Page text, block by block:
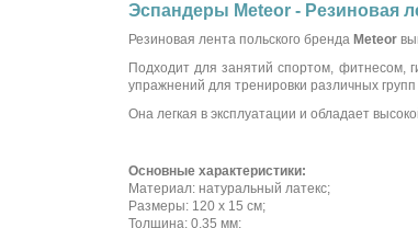
Эспандеры Meteor - Резиновая
Резиновая лента польского бренда Meteor
Подходит для занятий спортом, фитнесом,
упражнений для тренировки различных
Она легкая в эксплуатации и обладает
Основные характеристики:
Материал: натуральный латекс;
Размеры: 120 х 15 см;
Толщина: 0,35 мм;